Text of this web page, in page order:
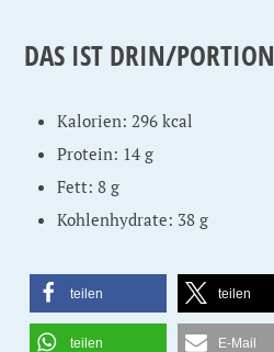
DAS IST DRIN/PORTION
Kalorien: 296 kcal
Protein: 14 g
Fett: 8 g
Kohlenhydrate: 38 g
teilen teilen
teilen E-Mail